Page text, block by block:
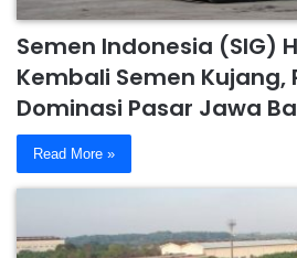
Semen Indonesia (SIG)
Kembali Semen Kujang,
Dominasi Pasar Jawa
Read More »